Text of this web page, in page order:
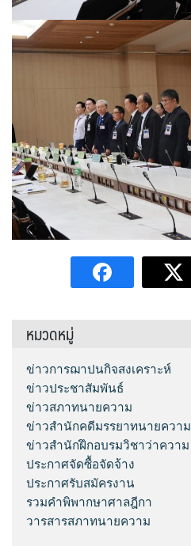
หมวดหมู่
ข่าวการฌาปนกิจสงเคราะห์
ข่าวประชาสัมพันธ์
ข่าวสภาทนายความ
ข่าวสำนักคดีมรรยาทนายความ
ข่าวสำนักฝึกอบรมวิชาว่าความ
ประกาศจัดซื้อจัดจ้าง
ประกาศรับสมัครงาน
รวมคำพิพากษาศาลฎีกา
วารสารสภาทนายความ